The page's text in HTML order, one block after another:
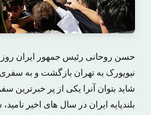
حسن روحانی رئیس جمهور ایران روز
نیویورک به تهران بازگشت و به سفری
شاید بتوان آنرا یکی از پر خبرترین
بلندپایه ایران در سال های اخیر